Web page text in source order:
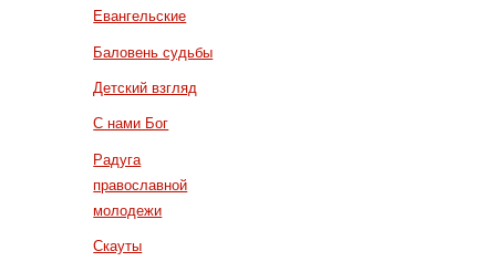
Евангельские
Баловень судьбы
Детский взгляд
С нами Бог
Радуга
православной
молодежи
Скауты